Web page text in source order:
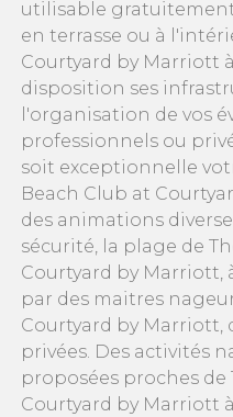
utilisable
en terrasse ou à
Courtyard by Marriott
disposition ses
l'organisation de vos
professionnels ou
soit exceptionnelle
Beach Club at
des animations
sécurité, la plage de
Courtyard by Marriott,
par des maitres
Courtyard by Marriott,
privées. Des activités
proposées proches de
Courtyard by Marriott